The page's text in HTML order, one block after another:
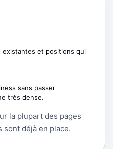
existantes et positions qui
sans passer
très dense.
la plupart des pages
sont déjà en place.